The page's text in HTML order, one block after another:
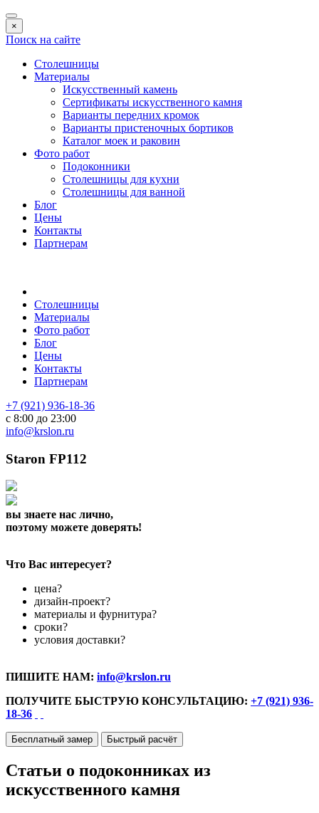
×
Поиск на сайте
Столешницы
Материалы
Искусственный камень
Сертификаты искусственного камня
Варианты передних кромок
Варианты пристеночных бортиков
Каталог моек и раковин
Фото работ
Подоконники
Столешницы для кухни
Столешницы для ванной
Блог
Цены
Контакты
Партнерам
Столешницы
Материалы
Фото работ
Блог
Цены
Контакты
Партнерам
+7 (921) 936-18-36
с 8:00 до 23:00
info@krslon.ru
Staron FP112
вы знаете нас лично,
поэтому можете доверять!
Что Вас интересует?
цена?
дизайн-проект?
материалы и фурнитура?
сроки?
условия доставки?
ПИШИТЕ НАМ: info@krslon.ru
ПОЛУЧИТЕ БЫСТРУЮ КОНСУЛЬТАЦИЮ: +7 (921) 936-
18-36
Бесплатный замер Быстрый расчёт
Статьи о подоконниках из
искусственного камня